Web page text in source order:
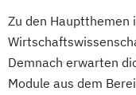
Zu den Hauptthemen
Demnach erwarten
Module aus dem